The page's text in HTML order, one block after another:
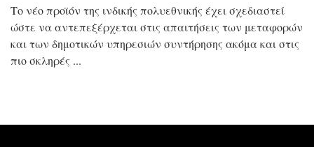
Το νέο προϊόν της ινδικής πολυεθνικής έχει σχεδιαστεί
ώστε να αντεπεξέρχεται στις απαιτήσεις των μεταφορών
και των δημοτικών υπηρεσιών συντήρησης ακόμα και στις
πιο σκληρές